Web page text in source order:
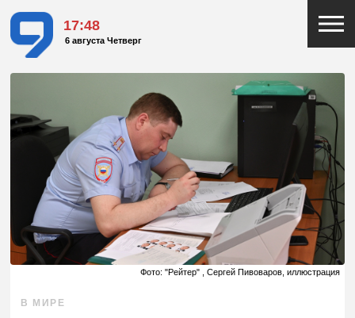
17:48
6 августа Четверг
Фото: "Рейтер" , Сергей Пивоваров, иллюстрация
В МИРЕ